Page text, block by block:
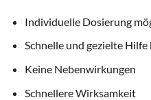
Individuelle Dosierung
Schnelle und gezielte
Keine Nebenwirkungen
Schnellere Wirksamkeit